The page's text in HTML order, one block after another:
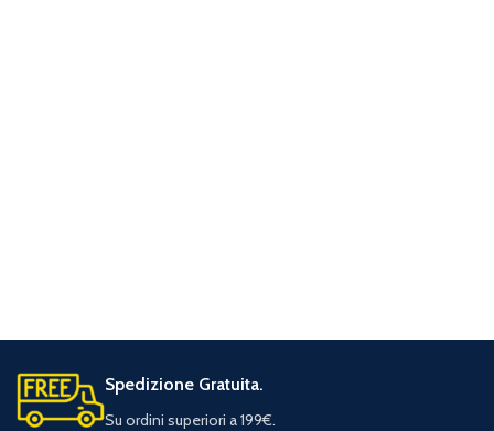
Spedizione Gratuita.
Su ordini superiori a 199€.